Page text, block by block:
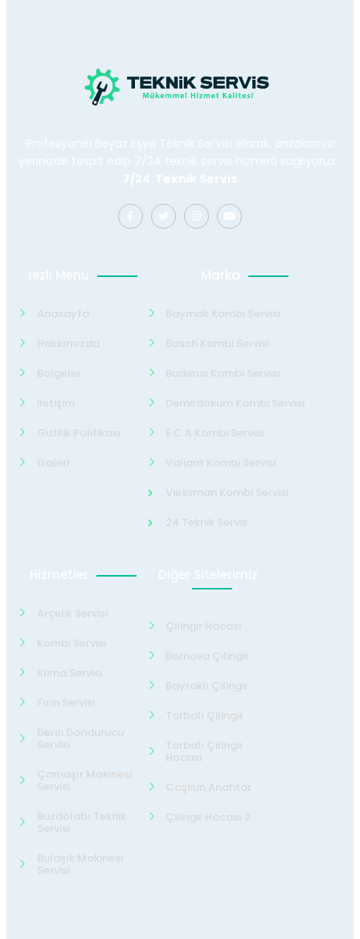
Profesyonel Beyaz Eşya Teknik Servisi olarak, arızalarınızı
yerinizde tespit edip 7/24 teknik servis hizmeti sağlıyoruz.
7/24 Teknik Servis
Hızlı Menü
Anasayfa
Hakkımızda
Bölgeler
İletişim
Gizlilik Politikası
Galeri
Marka
Baymak Kombi Servisi
Bosch Kombi Servisi
Buderus Kombi Servisi
Demirdöküm Kombi Servisi
E.C.A Kombi Servisi
Valiant Kombi Servisi
Viessman Kombi Servisi
24 Teknik Servis
Hizmetler
Arçelik Servisi
Kombi Servisi
Klima Servisi
Fırın Servisi
Derin Dondurucu
Servisi
Çamaşır Makinesi
Servisi
Buzdolabı Teknik
Servisi
Bulaşık Makinesi
Servisi
Diğer Sitelerimiz
Çilingir Hocası
Bornova Çilingir
Bayraklı Çilingir
Torbalı Çilingir
Torbalı Çilingir
Hocası
Coşkun Anahtar
Çilingir Hocası 2